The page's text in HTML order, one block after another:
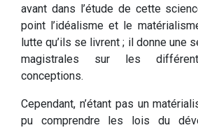
avant dans l’étude de cette
point l’idéalisme et le
lutte qu’ils se livrent ; il donne une
magistrales sur les
conceptions.
Cependant, n’étant pas un
pu comprendre les lois du